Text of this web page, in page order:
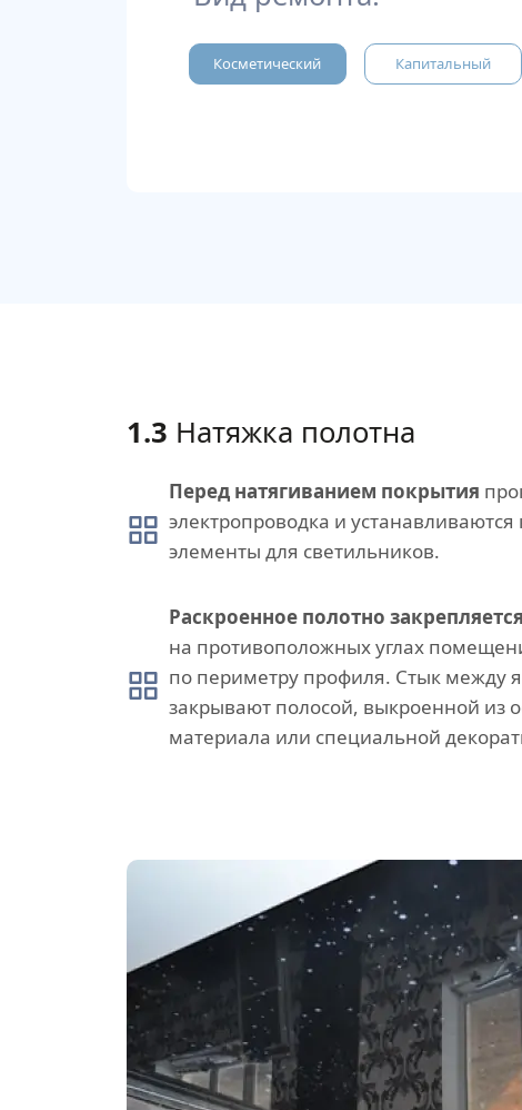
Косметический Капитальный
1.3 Натяжка полотна
Перед натягиванием покрытия
электропроводка и
элементы для светильников.
Раскроенное полотно закрепляется
на противоположных углах
по периметру профиля. Стык между
закрывают полосой, выкроенной из
материала или специальной